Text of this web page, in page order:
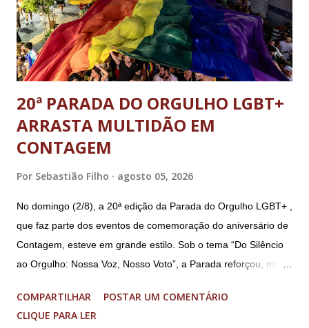
Defesa. A acusação envolveu os crimes de tentativa de
abolição violenta do Estado Democrático de Direito, golpe de
E...
20ª PARADA DO ORGULHO LGBT+
ARRASTA MULTIDÃO EM
CONTAGEM
Por Sebastião Filho agosto 05, 2026
No domingo (2/8), a 20ª edição da Parada do Orgulho LGBT+ ,
que faz parte dos eventos de comemoração do aniversário de
Contagem, esteve em grande estilo. Sob o tema “Do Silêncio
ao Orgulho: Nossa Voz, Nosso Voto”, a Parada reforçou, mais
município. A concentração foi na Praça da Glória, que estava
preparada com um palco e contou com diversos shows,
COMPARTILHAR
POSTAR UM COMENTÁRIO
CLIQUE PARA LER